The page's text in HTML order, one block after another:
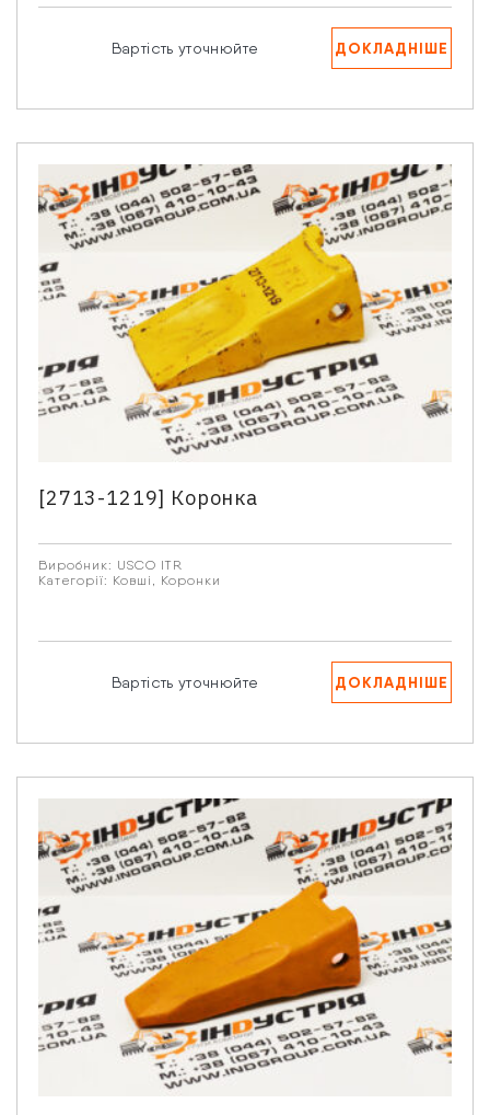
Вартість уточнюйте ДОКЛАДНІШЕ
[2713-1219] Коронка
Виробник: USCO ITR
Категорії: Ковші , Коронки
Вартість уточнюйте ДОКЛАДНІШЕ